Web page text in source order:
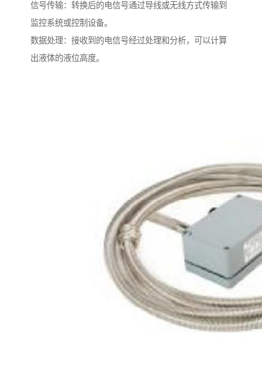
信号传输：转换后的电信号通过导线或无线方式传输到
监控系统或控制设备。
数据处理：接收到的电信号经过处理和分析，可以计算
出液体的液位高度。